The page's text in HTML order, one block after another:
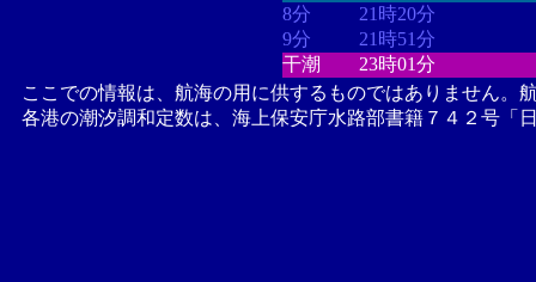
8分
21時20分
9分
21時51分
干潮
23時01分
ここでの情報は、航海の用に供するものではありません。
各港の潮汐調和定数は、海上保安庁水路部書籍７４２号「